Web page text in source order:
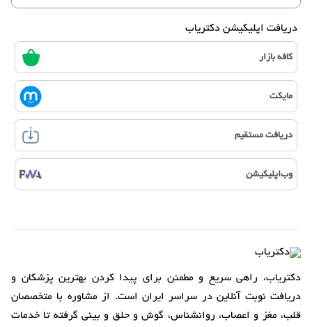
دریافت اپلیکیشن دکتریاب
کافه بازار
مایکت
دریافت مستقیم
وب‌اپلیکیشن
دکتریاب، راهی سریع و مطمئن برای پیدا کردن بهترین پزشکان و
دریافت نوبت آنلاین در سراسر ایران است. از مشاوره با متخصصان
قلب، مغز و اعصاب، روانشناس، گوش و حلق و بینی گرفته تا خدمات